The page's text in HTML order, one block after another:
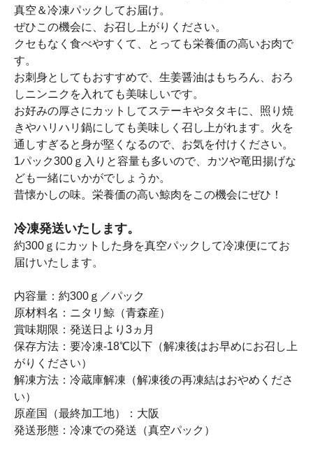
真空＆冷凍パックしてお届け。
ぜひこの機会に、お召し上がりください。
クセもなく食べやすくて、とっても栄養価の高いお肉で
す。
お刺身としてもおすすめで、生姜醤油はもちろん、おろ
しニンニクを入れても美味しいです。
お好みの厚さにカットしてステーキやタタキに、照り焼
きやハリハリ鍋にしても美味しく召し上がれます。火を
通しすぎると身が堅くなるので、お気を付けください。
1パック300ｇ入りと容量も多いので、カツや竜田揚げな
ども一緒にいかがでしょうか。
昔懐かしの味。栄養価の高い鯨肉をこの機会にぜひ！
冷凍発送いたします。
約300ｇにカットした身を真空パックして冷凍便にてお
届けいたします。
内容量：約300ｇ／パック
原材料名：ニタリ鯨（青森産）
賞味期限：発送日より3ヵ月
保存方法：要冷凍-18℃以下（解凍後はお早めにお召し上
がりください）
解凍方法：冷蔵庫解凍（解凍後の再凍結はおやめくださ
い）
原産国（最終加工地）：大阪
発送形態：冷凍での発送（真空パック）